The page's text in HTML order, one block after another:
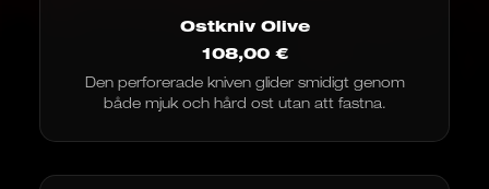
Ostkniv Olive
108,00 €
Den perforerade kniven glider smidigt genom
både mjuk och hård ost utan att fastna.